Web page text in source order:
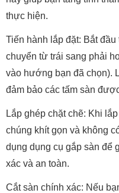
thực hiện.
Tiến hành lắp đặt: Bắt
chuyển từ trái sang phải
vào hướng bạn đã chọn).
đảm bảo các tấm sàn
Lắp ghép chặt chẽ: Khi
chúng khít gọn và không
dụng dụng cụ gắp sàn để
xác và an toàn.
Cắt sàn chính xác: Nếu